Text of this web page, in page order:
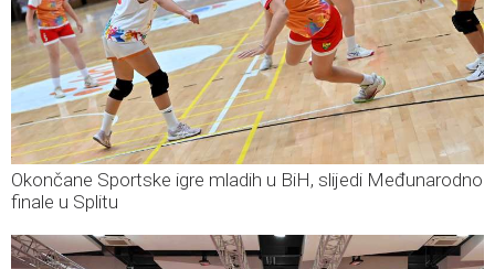
Okončane Sportske igre mladih u BiH, slijedi Međunarodno
finale u Splitu